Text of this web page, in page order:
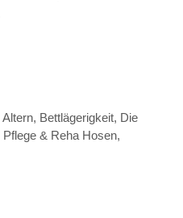
Altern, Bettlägerigkeit, Die
Pflege & Reha Hosen,